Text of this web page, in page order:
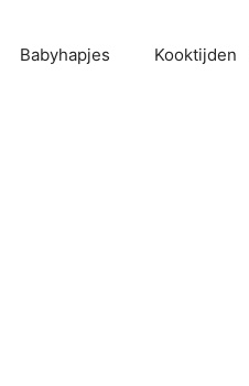
Babyhapjes Kooktijden